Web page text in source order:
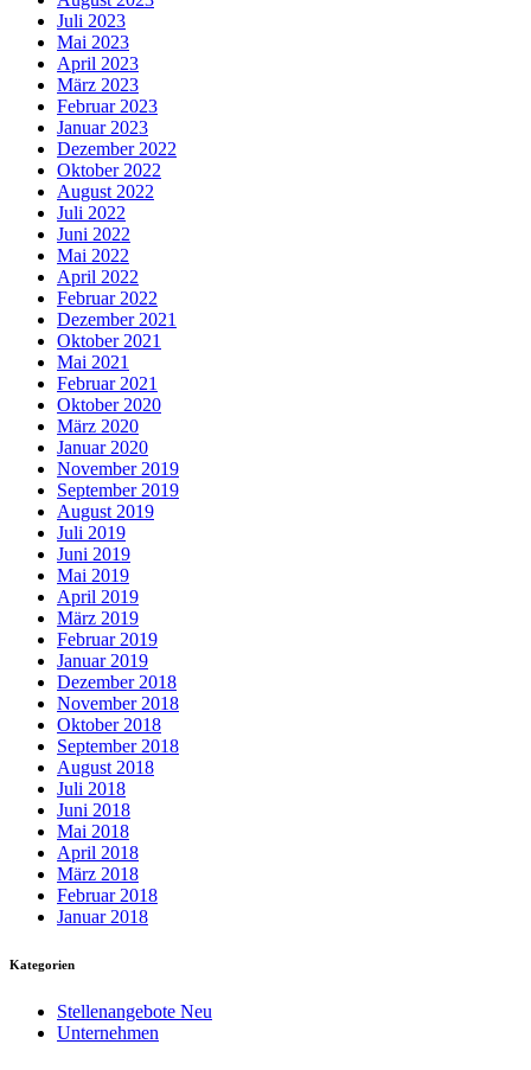
Juli 2023
Mai 2023
April 2023
März 2023
Februar 2023
Januar 2023
Dezember 2022
Oktober 2022
August 2022
Juli 2022
Juni 2022
Mai 2022
April 2022
Februar 2022
Dezember 2021
Oktober 2021
Mai 2021
Februar 2021
Oktober 2020
März 2020
Januar 2020
November 2019
September 2019
August 2019
Juli 2019
Juni 2019
Mai 2019
April 2019
März 2019
Februar 2019
Januar 2019
Dezember 2018
November 2018
Oktober 2018
September 2018
August 2018
Juli 2018
Juni 2018
Mai 2018
April 2018
März 2018
Februar 2018
Januar 2018
Kategorien
Stellenangebote Neu
Unternehmen